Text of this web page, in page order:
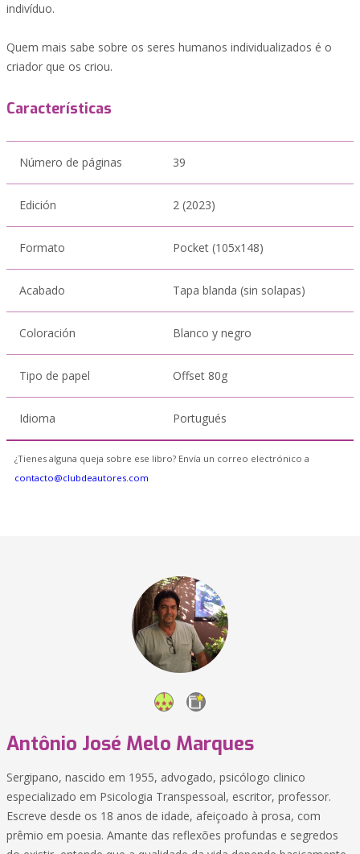
indivíduo.
Quem mais sabe sobre os seres humanos individualizados é o
criador que os criou.
Características
Número de páginas 39
Edición 2 (2023)
Formato Pocket (105x148)
Acabado Tapa blanda (sin solapas)
Coloración Blanco y negro
Tipo de papel Offset 80g
Idioma Portugués
¿Tienes alguna queja sobre ese libro? Envía un correo electrónico a
contacto@clubdeautores.com
Antônio José Melo Marques
Sergipano, nascido em 1955, advogado, psicólogo clinico
especializado em Psicologia Transpessoal, escritor, professor.
Escreve desde os 18 anos de idade, afeiçoado à prosa, com
prêmio em poesia. Amante das reflexões profundas e segredos